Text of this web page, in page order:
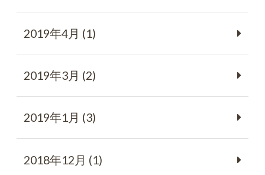
2019年4月 (1)
2019年3月 (2)
2019年1月 (3)
2018年12月 (1)